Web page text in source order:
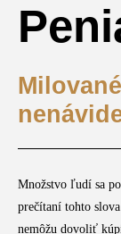
Množstvo ľudí sa
prečítaní tohto
nemôžu dovoliť